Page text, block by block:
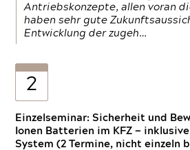
Antriebskonzepte, allen voran
haben sehr gute
Entwicklung der zugeh…
2
Einzelseminar: Sicherheit und
Ionen Batterien im KFZ —
System (2 Termine, nicht einzeln